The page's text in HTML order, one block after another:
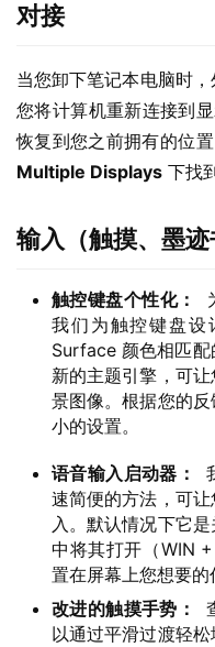
对接
当您卸下笔记本电脑时
您将计算机重新连接到
恢复到您之前拥有的位
Multiple Displays 下找
输入（触摸、墨迹
触控键盘个性化：
我们为触控键盘
Surface 颜色相匹配
新的主题引擎，可
景图像。根据您的
小的设置。
语音输入启动器：
速简便的方法，可
入。默认情况下它
中将其打开（WIN
置在屏幕上您想要的
改进的触摸手势：
以通过平滑过渡轻